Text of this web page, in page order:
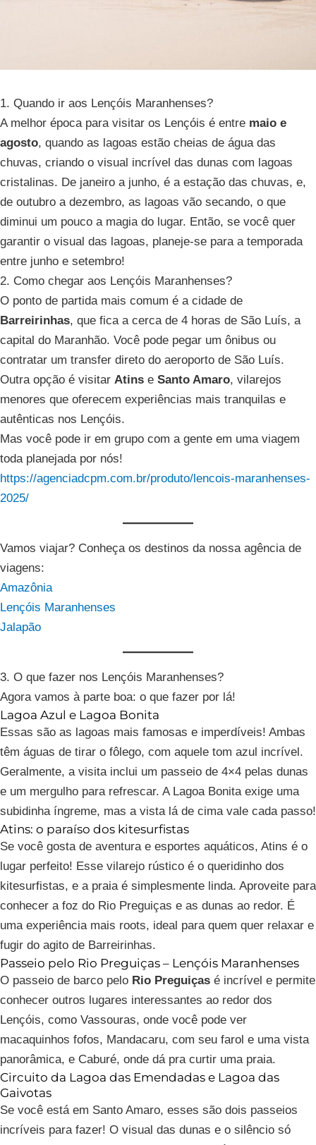
1. Quando ir aos Lençóis Maranhenses?
A melhor época para visitar os Lençóis é entre maio e
agosto, quando as lagoas estão cheias de água das
chuvas, criando o visual incrível das dunas com lagoas
cristalinas. De janeiro a junho, é a estação das chuvas, e,
de outubro a dezembro, as lagoas vão secando, o que
diminui um pouco a magia do lugar. Então, se você quer
garantir o visual das lagoas, planeje-se para a temporada
entre junho e setembro!
2. Como chegar aos Lençóis Maranhenses?
O ponto de partida mais comum é a cidade de
Barreirinhas, que fica a cerca de 4 horas de São Luís, a
capital do Maranhão. Você pode pegar um ônibus ou
contratar um transfer direto do aeroporto de São Luís.
Outra opção é visitar Atins e Santo Amaro, vilarejos
menores que oferecem experiências mais tranquilas e
autênticas nos Lençóis.
Mas você pode ir em grupo com a gente em uma viagem
toda planejada por nós!
https://agenciadcpm.com.br/produto/lencois-maranhenses-
2025/
Vamos viajar? Conheça os destinos da nossa agência de
viagens:
Amazônia
Lençóis Maranhenses
Jalapão
3. O que fazer nos Lençóis Maranhenses?
Agora vamos à parte boa: o que fazer por lá!
Lagoa Azul e Lagoa Bonita
Essas são as lagoas mais famosas e imperdíveis! Ambas
têm águas de tirar o fôlego, com aquele tom azul incrível.
Geralmente, a visita inclui um passeio de 4×4 pelas dunas
e um mergulho para refrescar. A Lagoa Bonita exige uma
subidinha íngreme, mas a vista lá de cima vale cada passo!
Atins: o paraíso dos kitesurfistas
Se você gosta de aventura e esportes aquáticos, Atins é o
lugar perfeito! Esse vilarejo rústico é o queridinho dos
kitesurfistas, e a praia é simplesmente linda. Aproveite para
conhecer a foz do Rio Preguiças e as dunas ao redor. É
uma experiência mais roots, ideal para quem quer relaxar e
fugir do agito de Barreirinhas.
Passeio pelo Rio Preguiças – Lençóis Maranhenses
O passeio de barco pelo Rio Preguiças é incrível e permite
conhecer outros lugares interessantes ao redor dos
Lençóis, como Vassouras, onde você pode ver
macaquinhos fofos, Mandacaru, com seu farol e uma vista
panorâmica, e Caburé, onde dá pra curtir uma praia.
Circuito da Lagoa das Emendadas e Lagoa das
Gaivotas
Se você está em Santo Amaro, esses são dois passeios
incríveis para fazer! O visual das dunas e o silêncio só